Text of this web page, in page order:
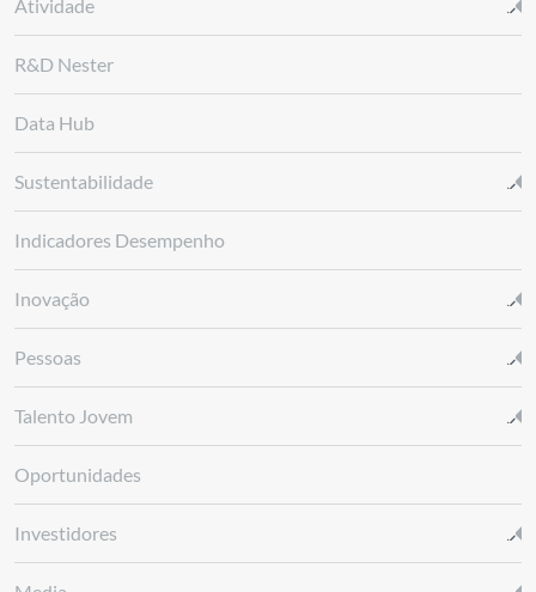
Atividade
R&D Nester
Data Hub
Sustentabilidade
Indicadores Desempenho
Inovação
Pessoas
Talento Jovem
Oportunidades
Investidores